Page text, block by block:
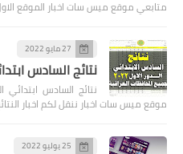
متابعي موقع ميس سات اخبار الموقع
27 مايو 2022
نتائج السادس
موقع ميس سات اخبار ننقل لكم اخبار
25 يوليو 2022